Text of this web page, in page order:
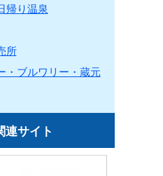
り温泉
所
・ブルワリー・蔵元
連サイト